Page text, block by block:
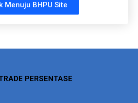
Menuju BHPU Site
PERSENTASE